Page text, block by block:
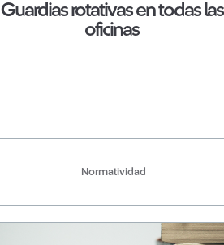
Guardias rotativas en todas las
oficinas
Normatividad